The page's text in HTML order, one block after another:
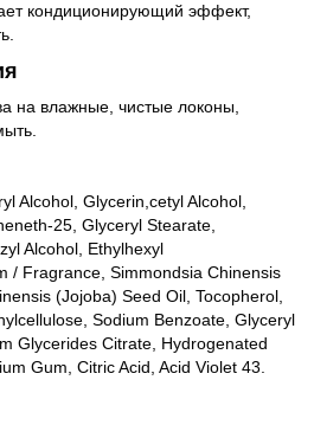
кондиционирующий эффект,
на влажные, чистые локоны,
Alcohol, Glycerin,cetyl Alcohol,
25, Glyceryl Stearate,
Alcohol, Ethylhexyl
/ Fragrance, Simmondsia Chinensis
(Jojoba) Seed Oil, Tocopherol,
Sodium Benzoate, Glyceryl
Glycerides Citrate, Hydrogenated
Gum, Citric Acid, Acid Violet 43.